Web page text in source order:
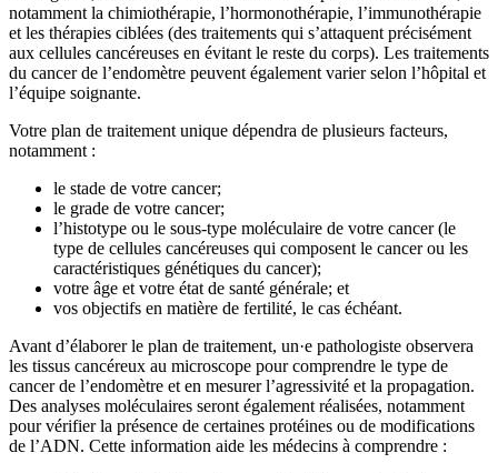
notamment la chimiothérapie, l’hormonothérapie, l’immunothérapie
et les thérapies ciblées (des traitements qui s’attaquent précisément
aux cellules cancéreuses en évitant le reste du corps). Les traitements
du cancer de l’endomètre peuvent également varier selon l’hôpital et
l’équipe soignante.
Votre plan de traitement unique dépendra de plusieurs facteurs,
notamment :
le stade de votre cancer;
le grade de votre cancer;
l’histotype ou le sous-type moléculaire de votre cancer (le
type de cellules cancéreuses qui composent le cancer ou les
caractéristiques génétiques du cancer);
votre âge et votre état de santé générale; et
vos objectifs en matière de fertilité, le cas échéant.
Avant d’élaborer le plan de traitement, un·e pathologiste observera
les tissus cancéreux au microscope pour comprendre le type de
cancer de l’endomètre et en mesurer l’agressivité et la propagation.
Des analyses moléculaires seront également réalisées, notamment
pour vérifier la présence de certaines protéines ou de modifications
de l’ADN. Cette information aide les médecins à comprendre :